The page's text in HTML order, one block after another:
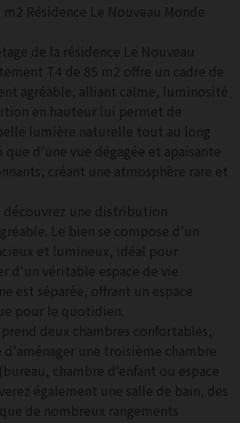
Résidence Le Nouveau Monde
de la résidence Le Nouveau
T4 de 85 m2 offre un cadre de
agréable, alliant calme, luminosité
en hauteur lui permet de
lumière naturelle tout au long
que d'une vue dégagée et apaisante
créant une atmosphère rare et
découvrez une distribution
Le bien se compose d'un
et lumineux, idéal pour
d'un véritable espace de vie
est séparée, offrant un espace
pour le quotidien.
deux chambres confortables,
une troisième chambre
chambre d'enfant ou espace
également une salle de bain, des
de nombreux rangements